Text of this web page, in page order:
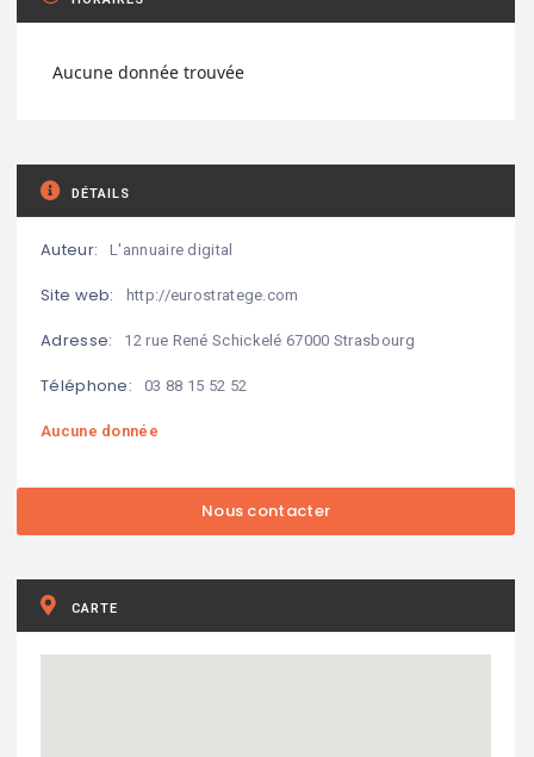
Aucune donnée trouvée
DÉTAILS
Auteur: L'annuaire digital
Site web: http://eurostratege.com
Adresse: 12 rue René Schickelé 67000 Strasbourg
Téléphone: 03 88 15 52 52
Aucune donnée
CARTE